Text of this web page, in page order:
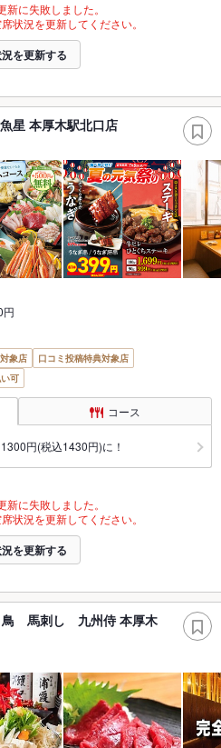
新に失敗しました。
状況を更新してください。
を更新する
星 本厚木駅北口店
円
象店
口コミ投稿特典対象店
可
コース
円(税込1430円)に！
新に失敗しました。
状況を更新してください。
を更新する
鳥 馬刺し 九州侍 本厚木